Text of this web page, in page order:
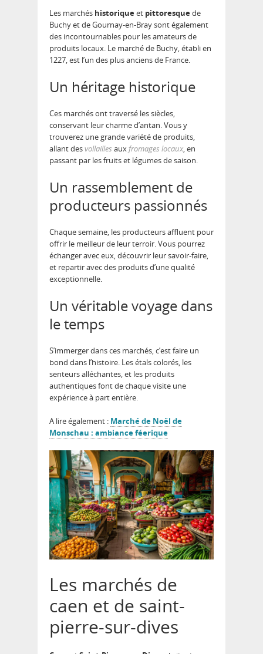
Les marchés historiqueet pittoresquede
Buchy et de Gournay-en-Bray sont également
des incontournables pour les amateurs de
produits locaux. Le marché de Buchy, établi en
1227, est l’un des plus anciens de France.
Un héritage historique
Ces marchés ont traversé les siècles,
conservant leur charme d’antan. Vous y
trouverez une grande variété de produits,
allant desvollailles auxfromages locaux, en
passant par les fruits et légumes de saison.
Un rassemblement de
producteurs passionnés
Chaque semaine, les producteurs affluent pour
offrir le meilleur de leur terroir. Vous pourrez
échanger avec eux, découvrir leur savoir-faire,
et repartir avec des produits d’une qualité
exceptionnelle.
Un véritable voyage dans
le temps
S’immerger dans ces marchés, c’est faire un
bond dans l’histoire. Les étals colorés, les
senteurs alléchantes, et les produits
authentiques font de chaque visite une
expérience à part entière.
A lire également : Marché de Noël de
Monschau : ambiance féerique
Les marchés de
caen et de saint-
pierre-sur-dives